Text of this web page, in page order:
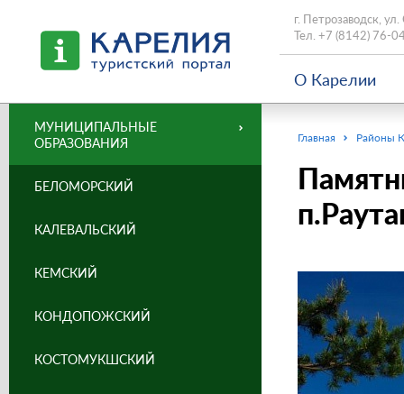
г. Петрозаводск,
Тел. +7 (8142) 76-
О Карелии
Главная Районы
МУНИЦИПАЛЬНЫЕ
ОБРАЗОВАНИЯ
БЕЛОМОРСКИЙ
КАЛЕВАЛЬСКИЙ
КЕМСКИЙ
КОНДОПОЖСКИЙ
КОСТОМУКШСКИЙ